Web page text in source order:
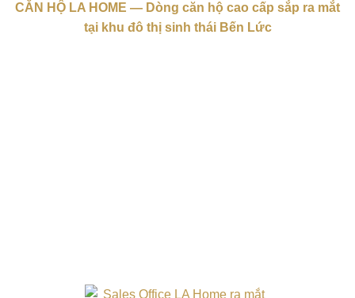
CĂN HỘ LA HOME — Dòng căn hộ cao cấp sắp ra mắt
tại khu đô thị sinh thái Bến Lức